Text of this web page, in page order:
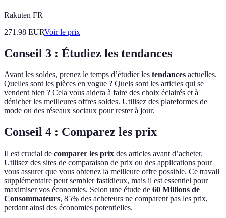
Rakuten FR
271.98 EURVoir le prix
Conseil 3 : Étudiez les tendances
Avant les soldes, prenez le temps d’étudier les tendances actuelles.
Quelles sont les pièces en vogue ? Quels sont les articles qui se
vendent bien ? Cela vous aidera à faire des choix éclairés et à
dénicher les meilleures offres soldes. Utilisez des plateformes de
mode ou des réseaux sociaux pour rester à jour.
Conseil 4 : Comparez les prix
Il est crucial de comparer les prix des articles avant d’acheter.
Utilisez des sites de comparaison de prix ou des applications pour
vous assurer que vous obtenez la meilleure offre possible. Ce travail
supplémentaire peut sembler fastidieux, mais il est essentiel pour
maximiser vos économies. Selon une étude de 60 Millions de
Consommateurs, 85% des acheteurs ne comparent pas les prix,
perdant ainsi des économies potentielles.